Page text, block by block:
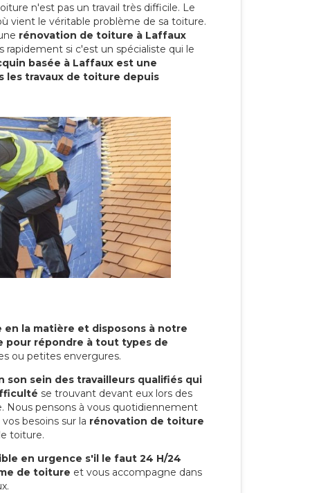
n'est pas un travail très difficile. Le
vient le véritable problème de sa toiture.
rénovation de toiture à Laffaux
rapidement si c'est un spécialiste qui le
basée à Laffaux est une
les travaux de toiture depuis
en la matière et disposons à notre
pour répondre à tout types de
ou petites envergures.
son sein des travailleurs qualifiés qui
se trouvant devant eux lors des
Nous pensons à vous quotidiennement
besoins sur la rénovation de toiture
toiture.
en urgence s'il le faut 24 H/24
de toiture et vous accompagne dans